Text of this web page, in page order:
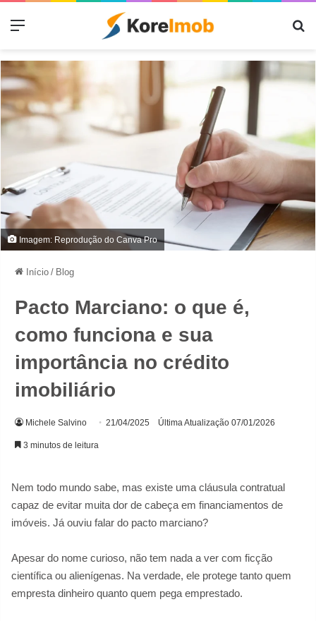
Menu
Imagem: Reprodução do Canva Pro
Início / Blog
Pacto Marciano: o que é,
como funciona e sua
importância no crédito
imobiliário
Michele Salvino 21/04/2025 Última Atualização 07/01/2026
3 minutos de leitura
Nem todo mundo sabe, mas existe uma cláusula contratual
capaz de evitar muita dor de cabeça em financiamentos de
imóveis. Já ouviu falar do pacto marciano?
Apesar do nome curioso, não tem nada a ver com ficção
científica ou alienígenas. Na verdade, ele protege tanto quem
empresta dinheiro quanto quem pega emprestado.